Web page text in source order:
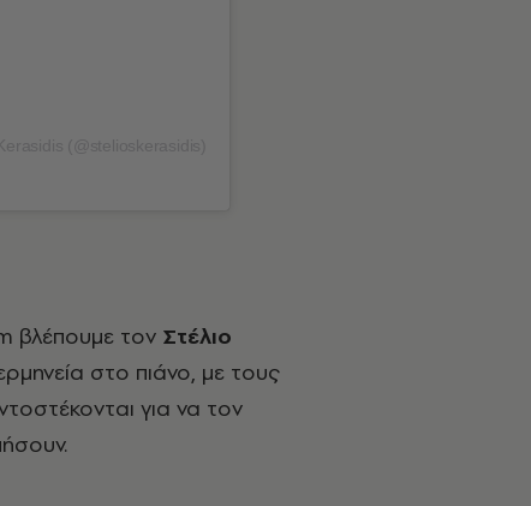
βλέπουμε τον Στέλιο
στο πιάνο, με τους
για να τον